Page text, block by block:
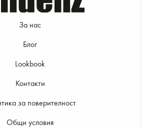
За нас
Блог
Lookbook
Контакти
за поверителност
Общи условия